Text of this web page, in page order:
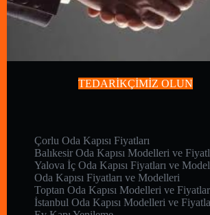
TEDARİKÇİMİZ OLUN
Çorlu Oda Kapısı Fiyatları
Balıkesir Oda Kapısı Modelleri ve
Yalova İç Oda Kapısı Fiyatları ve
Oda Kapısı Fiyatları ve Modelleri
Toptan Oda Kapısı Modelleri ve
İstanbul Oda Kapısı Modelleri ve